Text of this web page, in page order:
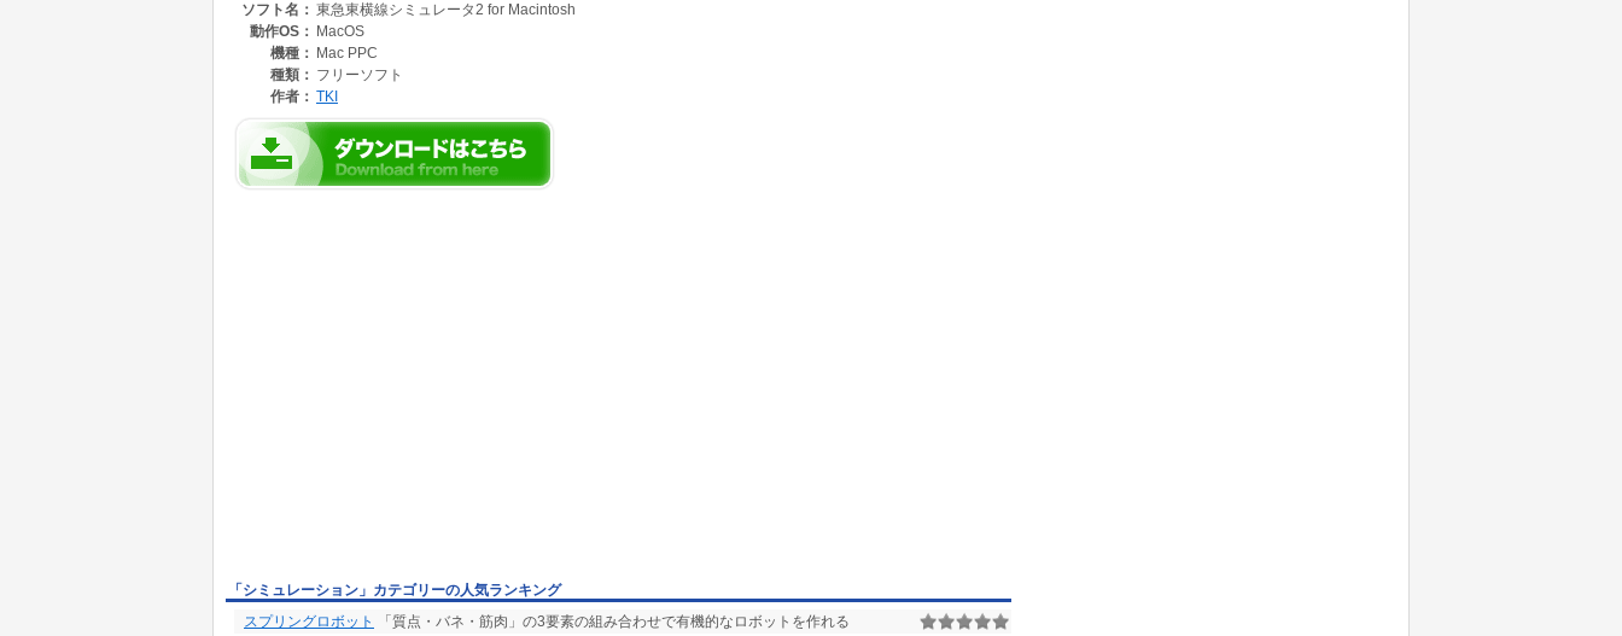
ソフト名： 東急東横線シミュレータ2 for Macintosh
動作OS： MacOS
機種： Mac PPC
種類： フリーソフト
作者： TKI
「シミュレーション」カテゴリーの人気ランキング
スプリングロボット
「質点・バネ・筋肉」の3要素の組み合わせで有機的なロボットを作れる